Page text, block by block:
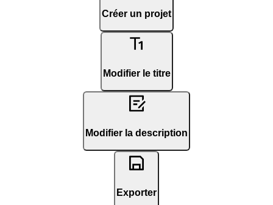
Créer un projet
Modifier le titre
Modifier la description
Exporter